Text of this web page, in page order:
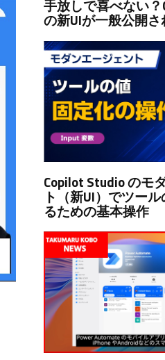
手放しで喜べない
の新UIが一般公開
Copilot Studio のモ
ト（新UI）でツー
るための基本操作